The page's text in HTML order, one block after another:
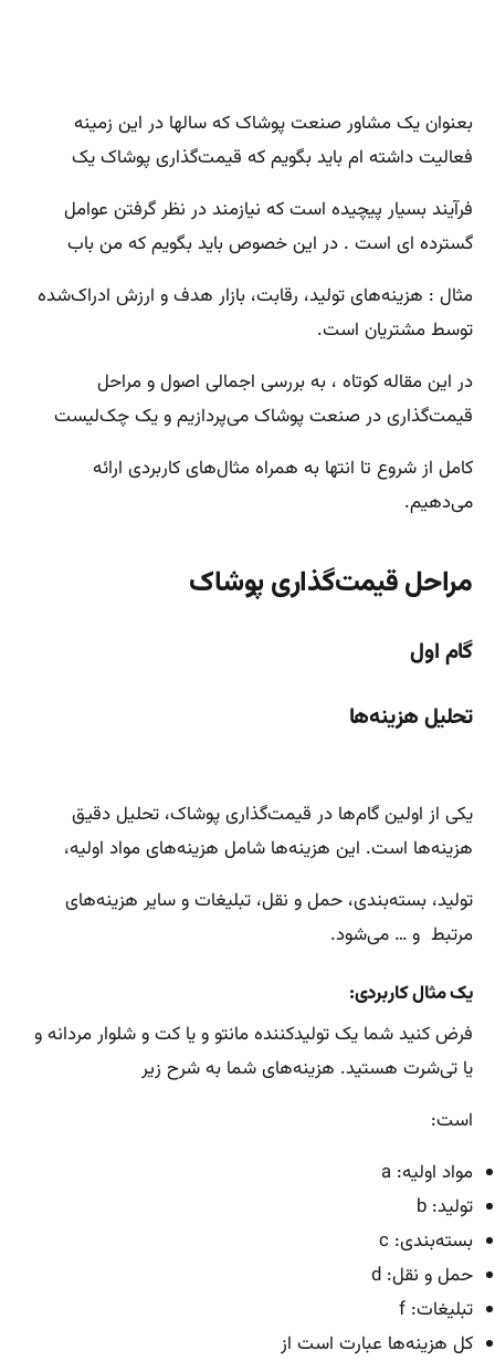
بعنوان یک مشاور صنعت پوشاک که سالها در این زمینه
فعالیت داشته ام باید بگویم که قیمت‌گذاری پوشاک یک
فرآیند بسیار پیچیده است که نیازمند در نظر گرفتن عوامل
گسترده ای است . در این خصوص باید بگویم که من باب
مثال : هزینه‌های تولید، رقابت، بازار هدف و ارزش ادراک‌شده
توسط مشتریان است.
در این مقاله کوتاه ، به بررسی اجمالی اصول و مراحل
قیمت‌گذاری در صنعت پوشاک می‌پردازیم و یک چک‌لیست
کامل از شروع تا انتها به همراه مثال‌های کاربردی ارائه
می‌دهیم.
مراحل قیمت‌گذاری پوشاک
گام اول
تحلیل هزینه‌ها
یکی از اولین گام‌ها در قیمت‌گذاری پوشاک، تحلیل دقیق
هزینه‌ها است. این هزینه‌ها شامل هزینه‌های مواد اولیه،
تولید، بسته‌بندی، حمل و نقل، تبلیغات و سایر هزینه‌های
مرتبط و … می‌شود.
یک مثال کاربردی:
فرض کنید شما یک تولیدکننده مانتو و یا کت و شلوار مردانه و
یا تی‌شرت هستید. هزینه‌های شما به شرح زیر
است:
مواد اولیه: a
تولید: b
بسته‌بندی: c
حمل و نقل: d
تبلیغات: f
کل هزینه‌ها عبارت است از